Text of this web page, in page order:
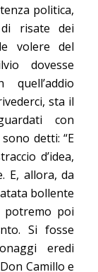
politica,
risate dei
volere del
dovesse
sta il
con
detti: “E
d’idea,
E, allora, da
bollente
poi
Si fosse
eredi
Camillo e